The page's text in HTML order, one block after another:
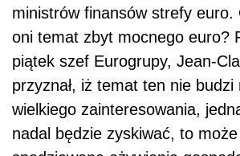
ministrów finansów strefy euro.
oni temat zbyt mocnego euro?
piątek szef Eurogrupy, Jean-
przyznał, iż temat ten nie
wielkiego zainteresowania,
nadal będzie zyskiwać, to